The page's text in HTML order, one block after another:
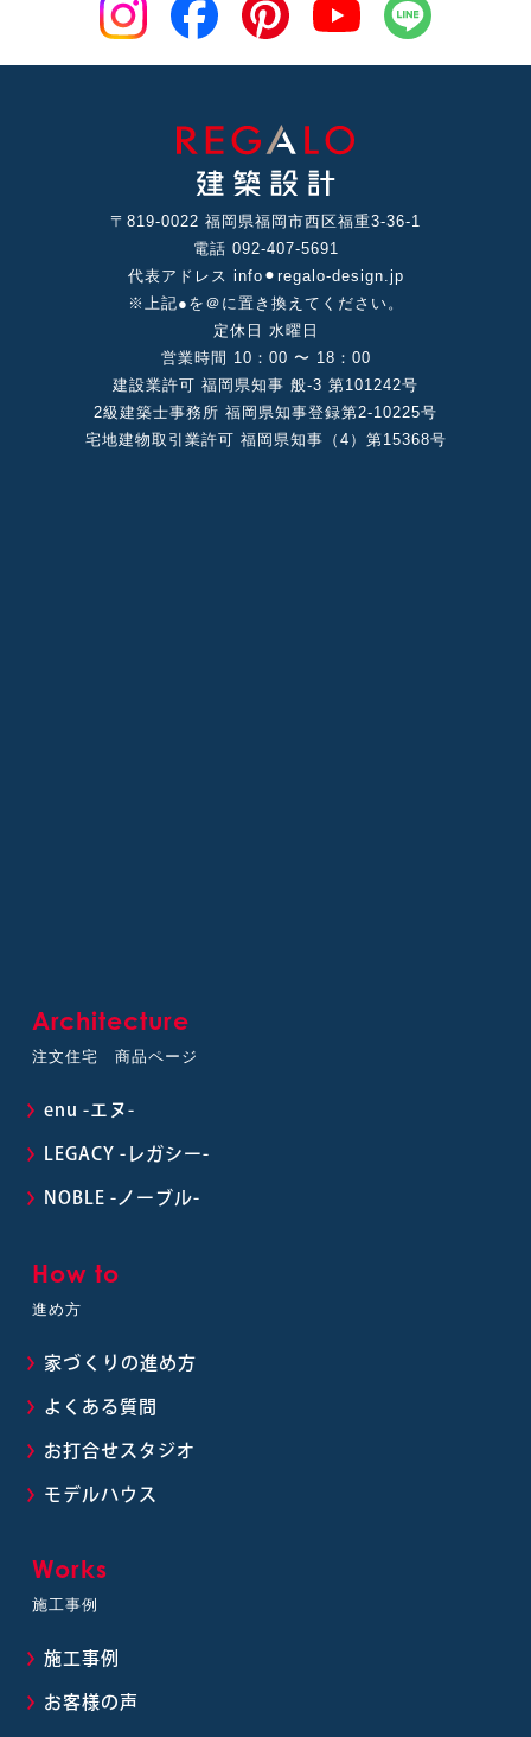
〒819-0022 福岡県福岡市⻄区福重3-36-1
電話 092-407-5691
代表アドレス info⚫︎regalo-design.jp
※上記●を＠に置き換えてください。
定休⽇ ⽔曜⽇
営業時間 10：00 〜 18：00
建設業許可 福岡県知事 般-3 第101242号
2級建築⼠事務所 福岡県知事登録第2-10225号
宅地建物取引業許可 福岡県知事（4）第15368号
Architecture
注文住宅 商品ページ
enu -エヌ-
LEGACY -レガシー-
NOBLE -ノーブル-
How to
進め方
家づくりの進め方
よくある質問
お打合せスタジオ
モデルハウス
Works
施工事例
施工事例
お客様の声